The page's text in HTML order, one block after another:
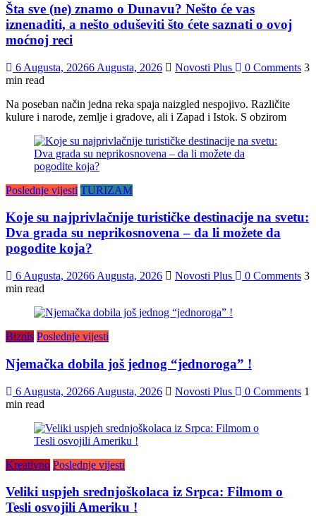
Šta sve (ne) znamo o Dunavu? Nešto će vas
iznenaditi, a nešto oduševiti što ćete saznati o ovoj
moćnoj reci
6 Augusta, 20266 Augusta, 2026 Novosti Plus 0 Comments 3
min read
Na poseban način jedna reka spaja naizgled nespojivo. Različite
kulure i narode, zemlje i gradove, ali i Zapad i Istok. S obzirom
Poslednje vijesti TURIZAM
Koje su najprivlačnije turističke destinacije na svetu:
Dva grada su neprikosnovena – da li možete da
pogodite koja?
6 Augusta, 20266 Augusta, 2026 Novosti Plus 0 Comments 3
min read
Biznis Poslednje vijesti
Njemačka dobila još jednog “jednoroga” !
6 Augusta, 20266 Augusta, 2026 Novosti Plus 0 Comments 1
min read
Kreativno Poslednje vijesti
Veliki uspjeh srednjoškolaca iz Srpca: Filmom o
Tesli osvojili Ameriku !